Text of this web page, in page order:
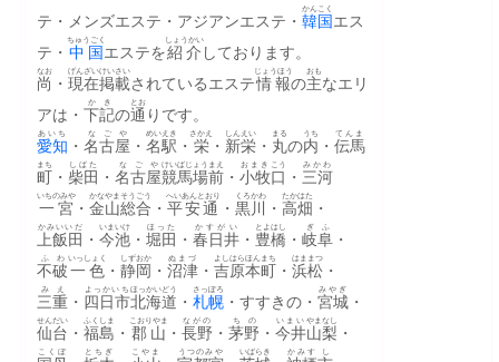
テ・メンズエステ・アジアンエステ・ 韓国
かんこく
エス
テ・ 中国
ちゅうごく
エステを紹介
しょうかい
しております。
尚
なお
・ 現在
げんざい
掲載
けいさい
されているエステ情報
じょうほう
の主
おも
なエリ
アは・ 下記
かき
の通
とお
りです。
愛知
あいち
・ 名古屋
なごや
・ 名駅
めいえき
・ 栄
さかえ
・ 新栄
しんえい
・ 丸
まる
の内
うち
・ 伝馬
てんま
町
まち
・ 柴田
しばた
・ 名古屋
なごや
競馬場前
けいばじょうまえ
・ 小牧
おまき
口
こう
・ 三河
みかわ
一宮
いちのみや
・ 金山
かなやま
総合
そうごう
・ 平安通
へいあんとおり
・ 黒川
くろかわ
・ 高畑
たかはた
・
上飯田
かみいいだ
・ 今池
いまいけ
・ 堀田
ほった
・ 春日井
かすがい
・ 豊橋
とよはし
・ 岐阜
ぎふ
・
不破
ふわ
一色
いっしょく
・ 静岡
しずおか
・ 沼津
ぬまづ
・ 吉原
よしはら
本町
ほんまち
・ 浜松
はままつ
・
三重
みえ
・ 四日市
よっかいち
北海道
ほっかいどう
・ 札幌
さっぽろ
・すすきの・ 宮城
みやぎ
・
仙台
せんだい
・ 福島
ふくしま
・ 郡山
こおりやま
・ 長野
ながの
・ 茅野
ちの
・ 今井
いまい
山梨
やまなし
・
こくぼ とちぎ こやま うつのみや いばらき かみす し